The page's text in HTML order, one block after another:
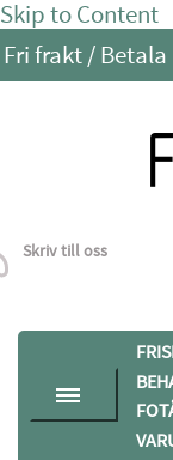
Skip to Content
Fri frakt /
Skriv till oss